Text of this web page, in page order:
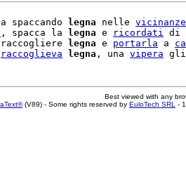
spaccando legna nelle vicinanze
, spacca la legna e ricordati di
legna e portarla a
raccoglieva legna , una vipera
Best viewed with any
(V89) - Some rights reserved by EuloTech SRL -